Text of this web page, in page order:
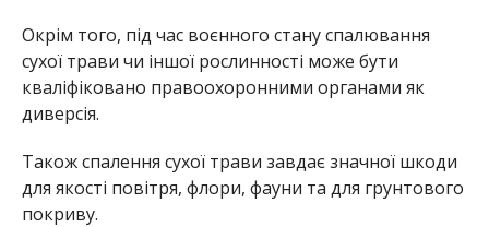
Окрім того, під час воєнного стану спалювання
сухої трави чи іншої рослинності може бути
кваліфіковано правоохоронними органами як
диверсія.
Також спалення сухої трави завдає значної шкоди
для якості повітря, флори, фауни та для грунтового
покриву.